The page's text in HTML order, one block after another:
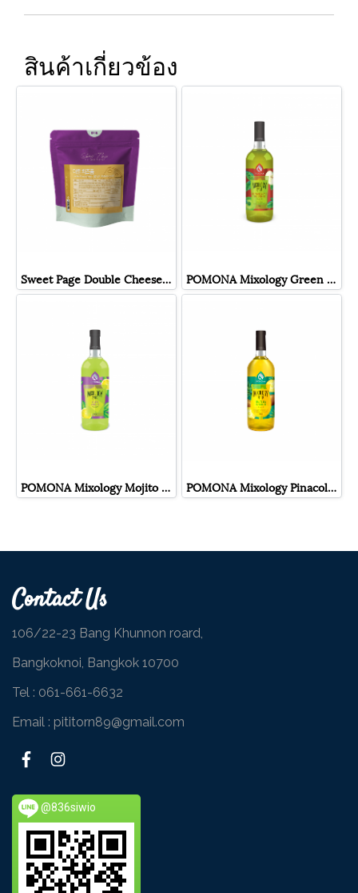
สินค้าเกี่ยวข้อง
Sweet Page Double Cheese Cream Foam ผงครีมชีส สวีทเพจ POMONA Mixology Green Apple ไซรัป มิกซ์โซโลจี้ กรีนแอปเปิ้ล โพโมนา
POMONA Mixology Mojito ไซรัป มิกซ์โซโลจี้ โมจิโต้ โพโมนา POMONA Mixology Pinacolada ไซรัป มิกซ์โซโลจี้ พินาโคลาด้า โพโมนา
Contact Us
106/22-23 Bang Khunnon roard,
Bangkoknoi, Bangkok 10700
Tel : 061-661-6632
Email : pititorn89@gmail.com
@836siwio